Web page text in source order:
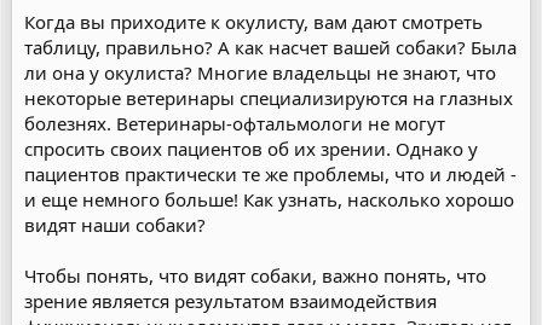
Когда вы приходите к окулисту, вам дают смотреть
таблицу, правильно? А как насчет вашей собаки? Была
ли она у окулиста? Многие владельцы не знают, что
некоторые ветеринары специализируются на глазных
болезнях. Ветеринары-офтальмологи не могут
спросить своих пациентов об их зрении. Однако у
пациентов практически те же проблемы, что и людей -
и еще немного больше! Как узнать, насколько хорошо
видят наши собаки?
Чтобы понять, что видят собаки, важно понять, что
зрение является результатом взаимодействия